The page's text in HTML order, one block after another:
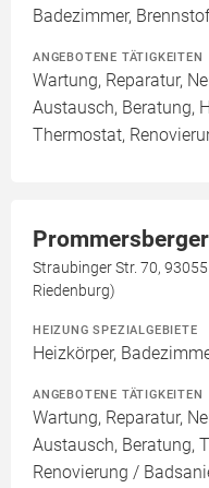
Badezimmer,
ANGEBOTENE TÄTIGKEITEN
Wartung, Reparatur,
Austausch, Beratung,
Thermostat,
Straubinger Str. 70,
Riedenburg)
HEIZUNG SPEZIALGEBIETE
Heizkörper,
ANGEBOTENE TÄTIGKEITEN
Wartung, Reparatur,
Austausch, Beratung,
Renovierung /